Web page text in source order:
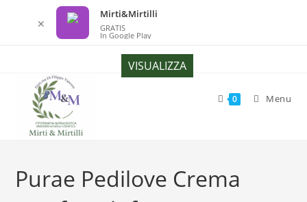
contenuto
0 Menu
Purae Pedilove Crema
✕
Mirti&Mirtilli
GRATIS
In Google Play
VISUALIZZA